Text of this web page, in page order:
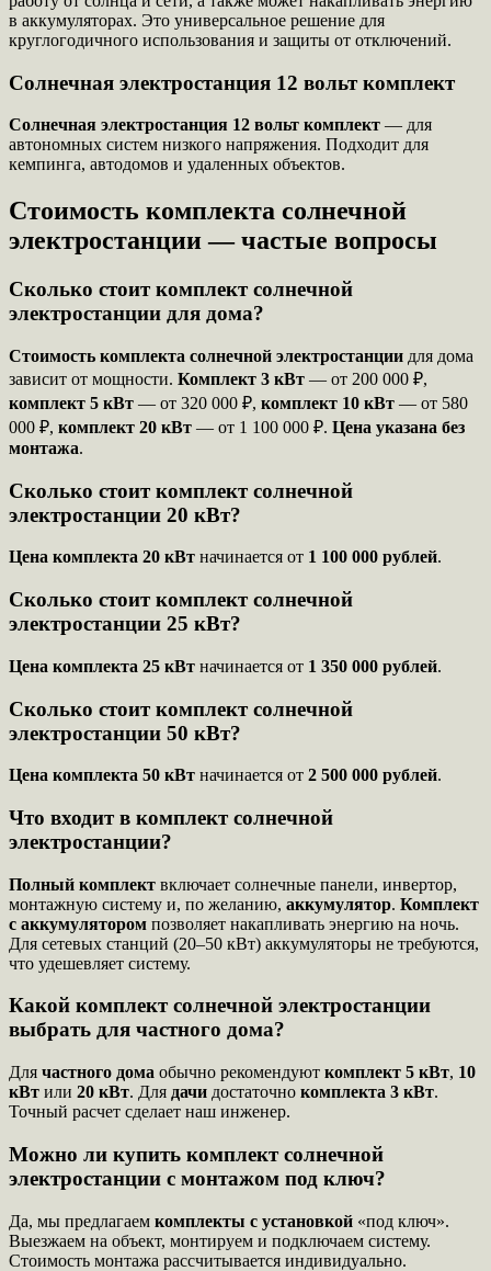
в аккумуляторах. Это универсальное решение для
круглогодичного использования и защиты от отключений.
Солнечная электростанция 12 вольт комплект
Солнечная электростанция 12 вольт комплект — для
автономных систем низкого напряжения. Подходит для
кемпинга, автодомов и удаленных объектов.
Стоимость комплекта солнечной
электростанции — частые вопросы
Сколько стоит комплект солнечной
электростанции для дома?
Стоимость комплекта солнечной электростанции для дома
зависит от мощности. Комплект 3 кВт — от 200 000 ₽,
комплект 5 кВт — от 320 000 ₽, комплект 10 кВт — от 580
000 ₽, комплект 20 кВт — от 1 100 000 ₽. Цена указана без
монтажа.
Сколько стоит комплект солнечной
электростанции 20 кВт?
Цена комплекта 20 кВт начинается от 1 100 000 рублей.
Сколько стоит комплект солнечной
электростанции 25 кВт?
Цена комплекта 25 кВт начинается от 1 350 000 рублей.
Сколько стоит комплект солнечной
электростанции 50 кВт?
Цена комплекта 50 кВт начинается от 2 500 000 рублей.
Что входит в комплект солнечной
электростанции?
Полный комплект включает солнечные панели, инвертор,
монтажную систему и, по желанию, аккумулятор. Комплект
с аккумулятором позволяет накапливать энергию на ночь.
Для сетевых станций (20–50 кВт) аккумуляторы не требуются,
что удешевляет систему.
Какой комплект солнечной электростанции
выбрать для частного дома?
Для частного дома обычно рекомендуют комплект 5 кВт, 10
кВт или 20 кВт. Для дачи достаточно комплекта 3 кВт.
Точный расчет сделает наш инженер.
Можно ли купить комплект солнечной
электростанции с монтажом под ключ?
Да, мы предлагаем комплекты с установкой «под ключ».
Выезжаем на объект, монтируем и подключаем систему.
Стоимость монтажа рассчитывается индивидуально.